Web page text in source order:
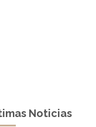
Noticias